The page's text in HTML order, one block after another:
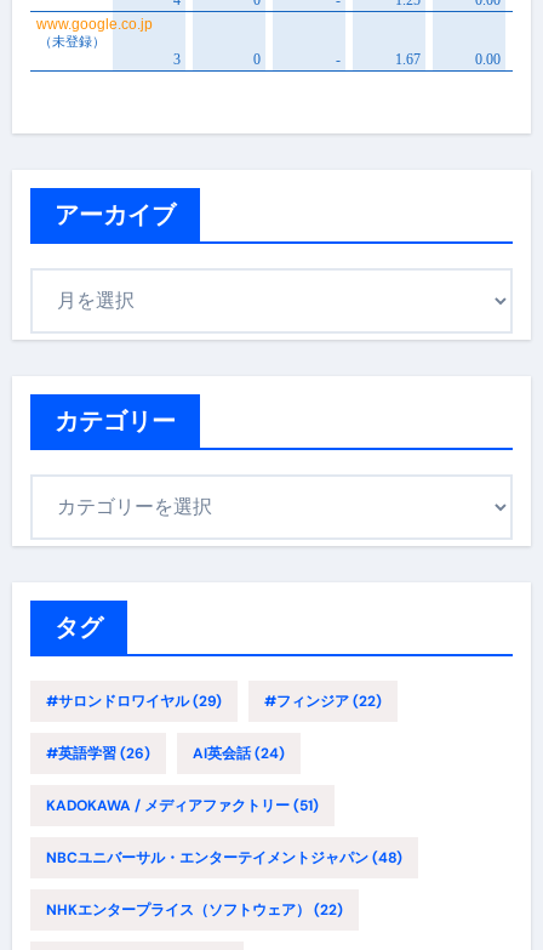
アーカイブ
カテゴリー
タグ
#サロンドロワイヤル(29) #フィンジア(22)
#英語学習(26) AI英会話(24)
KADOKAWA / メディアファクトリー(51)
NBCユニバーサル・エンターテイメントジャパン(48)
NHKエンタープライス（ソフトウェア） (22)